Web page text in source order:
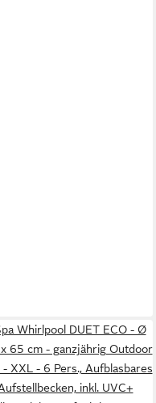
Whirlpool DUET ECO - Ø
65 cm - ganzjährig Outdoor
- XXL - 6 Pers., Aufblasbares
inkl. UVC+